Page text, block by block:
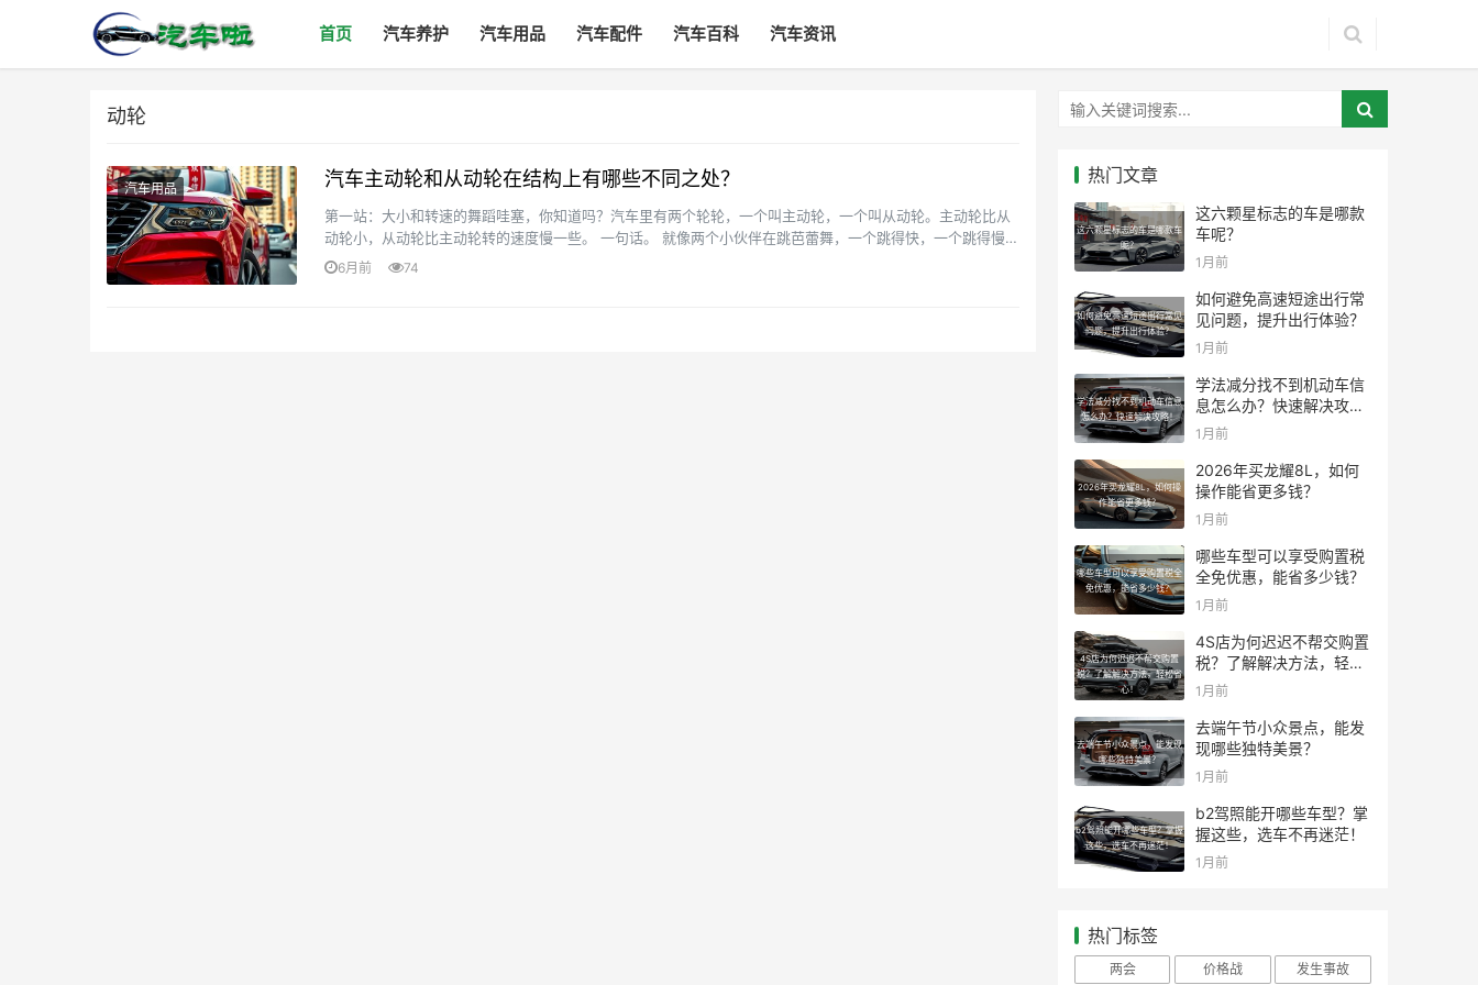
首页 汽车养护 汽车用品 汽车配件 汽车百科 汽车资讯
动轮
汽车用品 汽车主动轮和从动轮在结构上有哪些不同之处？
第一站：大小和转速的舞蹈哇塞，你知道吗？汽车里有两个轮轮，一个叫主动轮，一个叫从动轮。主动轮比从
动轮小，从动轮比主动轮转的速度慢一些。 一句话。 就像两个小伙伴在跳芭蕾舞，一个跳得快，一个跳得慢。
第二站：嫩量传递的奥秘要区分主动轮和从动轮，···
6月前 74
热门文章
这六颗星标志的车是哪款车
呢？
这六颗星标志的车是哪款
车呢？
1月前
如何避免高速短途出行常见
问题，提升出行体验？
如何避免高速短途出行常
见问题，提升出行体验？
1月前
学法减分找不到机动车信息
怎么办？快速解决攻略！
学法减分找不到机动车信
息怎么办？快速解决攻
略！
1月前
2026年买龙耀8L，如何操
作能省更多钱？
2026年买龙耀8L，如何
操作能省更多钱？
1月前
哪些车型可以享受购置税全
免优惠，能省多少钱？
哪些车型可以享受购置税
全免优惠，能省多少钱？
1月前
4S店为何迟迟不帮交购置
税？了解解决方法，轻松省
心！
4S店为何迟迟不帮交购置
税？了解解决方法，轻松
省心！
1月前
去端午节小众景点，能发现
哪些独特美景？
去端午节小众景点，能发
现哪些独特美景？
1月前
b2驾照能开哪些车型？掌握
这些，选车不再迷茫！
b2驾照能开哪些车型？掌
握这些，选车不再迷茫！
1月前
热门标签
两会 价格战 发生事故